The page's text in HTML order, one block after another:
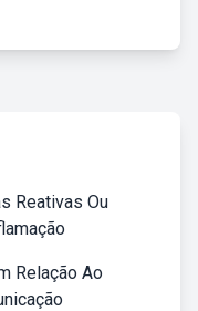
Reativas Ou
Relação Ao